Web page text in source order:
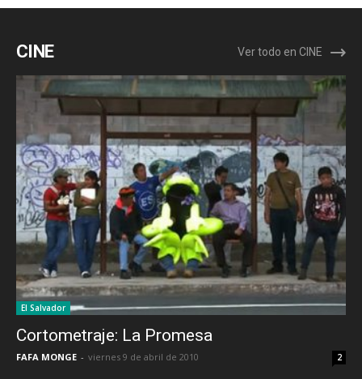
CINE Ver todo en CINE
El Salvador
Cortometraje: La Promesa
FAFA MONGE - viernes 9 de abril de 2010 2